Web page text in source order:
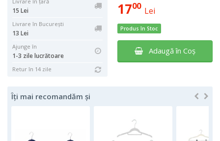
15 Lei
Livrare în București
13 Lei
Ajunge în
1-3 zile lucrătoare
Retur în 14 zile
1700 Lei
Produs în Stoc
Adaugă în Coş
Îți mai recomandăm și